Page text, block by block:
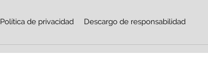
Política de privacidad Descargo de responsabilidad